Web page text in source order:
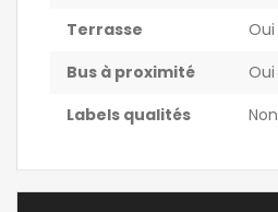
Terrasse
Oui
Bus à proximité
Oui
Labels qualités
Non